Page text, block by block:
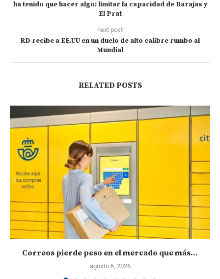
ha tenido que hacer algo: limitar la capacidad de Barajas y
El Prat
next post
RD recibe a EE.UU en un duelo de alto calibre rumbo al
Mundial
RELATED POSTS
Correos pierde peso en el mercado que más...
agosto 6, 2026